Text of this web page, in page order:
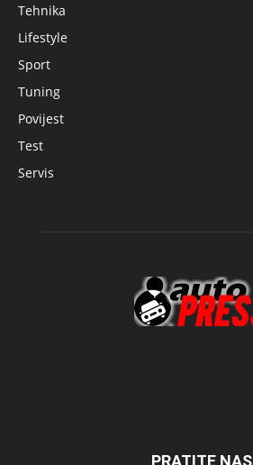
Tehnika
Lifestyle
Sport
Tuning
Povijest
Test
Servis
PRATITE NAS